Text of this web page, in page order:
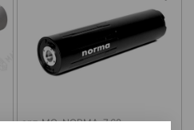
арт.MG-NORMA-7.62